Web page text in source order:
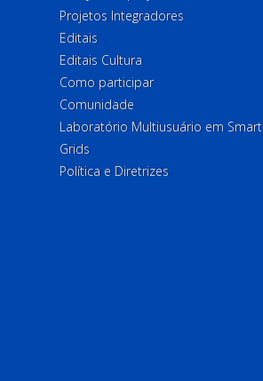
Projetos Integradores
Editais
Editais Cultura
Como participar
Comunidade
Laboratório Multiusuário em Smart
Grids
Política e Diretrizes